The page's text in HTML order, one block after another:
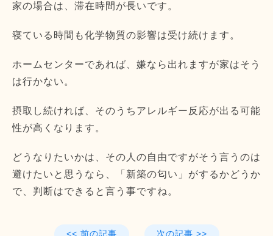
家の場合は、滞在時間が長いです。
寝ている時間も化学物質の影響は受け続けます。
ホームセンターであれば、嫌なら出れますが家はそう
は行かない。
摂取し続ければ、 そのうちアレルギー反応が出る可能
性が高くなります。
どうなりたいかは、 その人の自由ですがそう言うのは
避けたいと思うなら、「 新築の匂い」がするかどうか
で、 判断はできると言う事ですね。
<< 前の記事 次の記事 >>